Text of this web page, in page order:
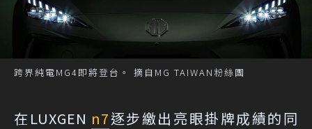
跨界純電MG4即將登台。 摘自MG TAIWAN粉絲團
在LUXGEN n7逐步繳出亮眼掛牌成績的同